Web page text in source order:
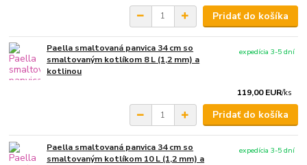
Pridať do košíka
Paella smaltovaná panvica 34 cm so
smaltovaným kotlíkom 8 L (1,2 mm) a
kotlinou
119,00 EUR/ks
expedícia 3-5 dní
Pridať do košíka
Paella smaltovaná panvica 34 cm so
smaltovaným kotlíkom 10 L (1,2 mm) a
expedícia 3-5 dní